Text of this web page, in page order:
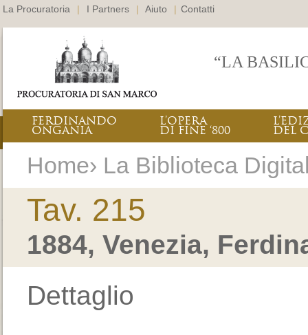
La Procuratoria | I Partners | Aiuto | Contatti
“LA
FERDINANDO
ONGANIA
L’OPERA
DI FINE ‘800 DEL
Home› La Biblioteca
Tav. 215
1884, Venezia,
Dettaglio